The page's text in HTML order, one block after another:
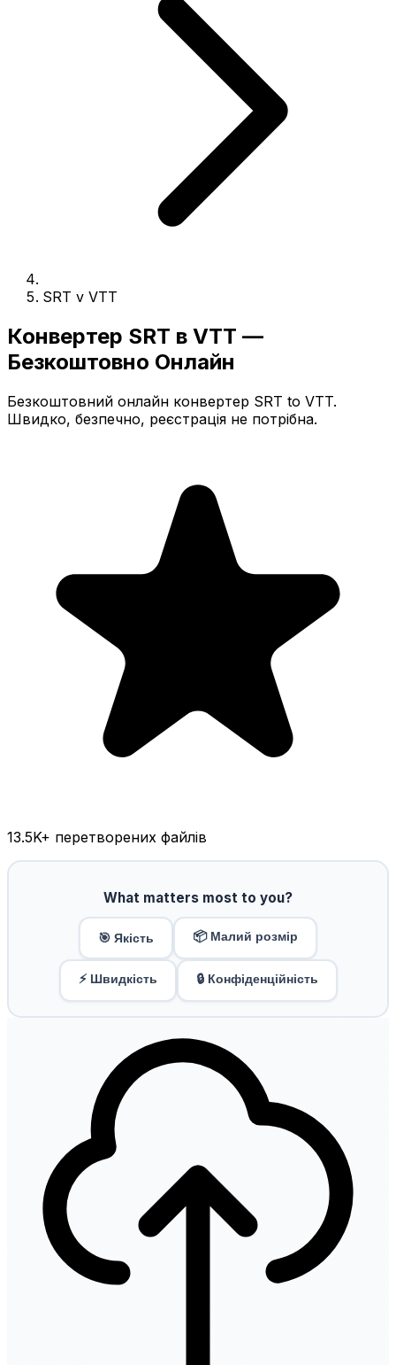
SRT v VTT
Конвертер SRT в VTT —
Безкоштовно Онлайн
Безкоштовний онлайн конвертер SRT to VTT.
Швидко, безпечно, реєстрація не потрібна.
13.5K+ перетворених файлів
What matters most to you?
🎯 Якість 📦 Малий розмір
⚡ Швидкість 🔒 Конфіденційність